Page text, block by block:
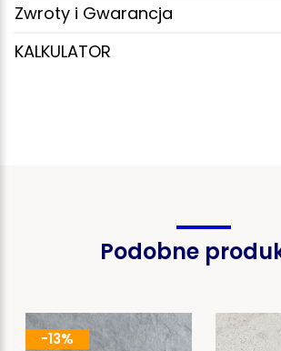
Zwroty i Gwarancja
KALKULATOR
Podobne
-13%